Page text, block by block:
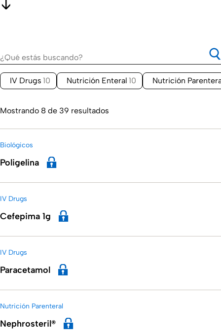
IV Drugs 10 Nutrición Enteral 10 Nutrición
Mostrando 8 de 39 resultados
Biológicos
Poligelina
IV Drugs
Cefepima 1g
IV Drugs
Paracetamol
Nutrición Parenteral
Nephrosteril®